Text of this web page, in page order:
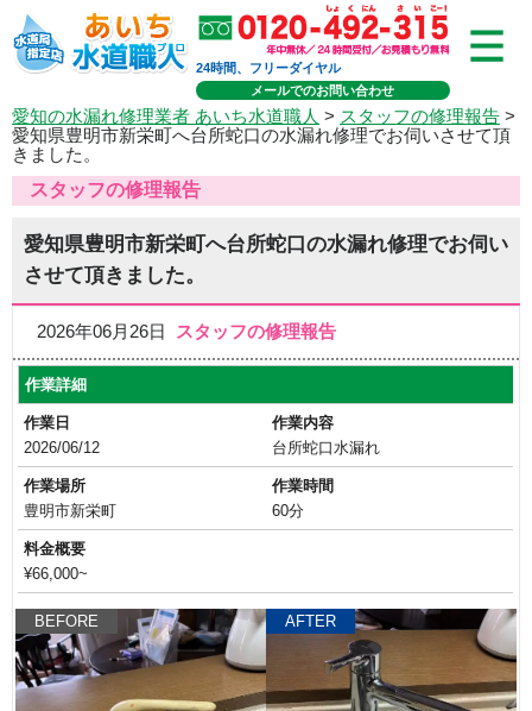
24時間、フリーダイヤル
メールでのお問い合わせ
愛知の水漏れ修理業者 あいち水道職人 > スタッフの修理報告 >
愛知県豊明市新栄町へ台所蛇口の水漏れ修理でお伺いさせて頂
きました。
スタッフの修理報告
愛知県豊明市新栄町へ台所蛇口の水漏れ修理でお伺い
させて頂きました。
2026年06月26日 スタッフの修理報告
作業詳細
作業日
2026/06/12
作業内容
台所蛇口水漏れ
作業場所
豊明市新栄町
作業時間
60分
料金概要
¥66,000~
BEFORE AFTER